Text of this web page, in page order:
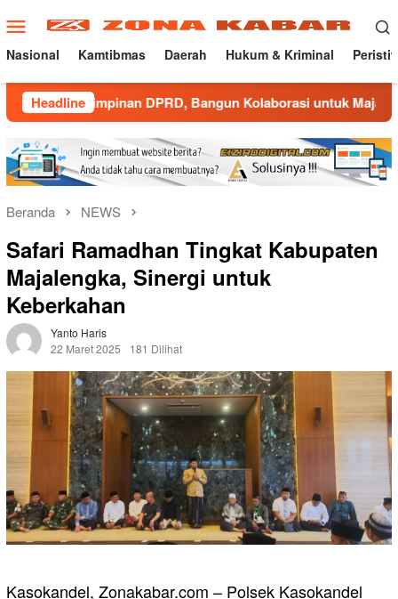
ke
konten
Menu
Mobile
Nasional Kamtibmas Daerah Hukum & Kriminal
Headline
DPRD, Bangun Kolaborasi untuk Majalengka Kondusif
Beranda NEWS
Safari Ramadhan Tingkat Kabupaten
Majalengka, Sinergi untuk
Keberkahan
Yanto Haris
22 Maret 2025
181 Dilihat
Kasokandel, Zonakabar.com – Polsek Kasokandel